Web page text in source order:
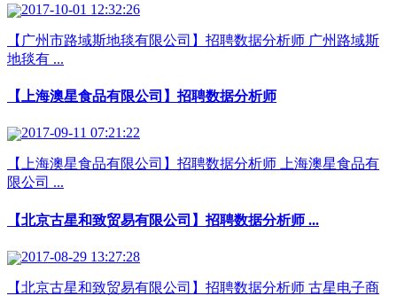
2017-10-01 12:32:26
【广州市路域斯地毯有限公司】招聘数据分析师 广州路域斯
地毯有 ...
【上海澳星食品有限公司】招聘数据分析师
2017-09-11 07:21:22
【上海澳星食品有限公司】招聘数据分析师 上海澳星食品有
限公司 ...
【北京古星和致贸易有限公司】招聘数据分析师 ...
2017-08-29 13:27:28
【北京古星和致贸易有限公司】招聘数据分析师 古星电子商